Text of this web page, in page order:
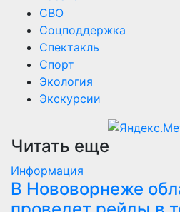
СВО
Соцподдержка
Спектакль
Спорт
Экология
Экскурсии
Читать еще
Информация
В Нововорнеже